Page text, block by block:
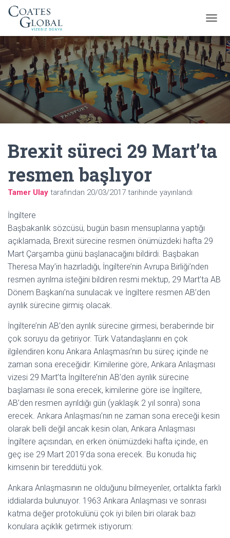
E
N
Ü
Y
Ü
A
Ç
A
Brexit süreci 29 Mart’ta
resmen başlıyor
Tamer Ulay tarafından 20/03/2017 tarihinde yayınlandı
İngiltere
Başbakanlık sözcüsü, bugün basın mensuplarına yaptığı
açıklamada, Brexit sürecine resmen önümüzdeki hafta 29
Mart Çarşamba günü başlanacağını bildirdi. Başbakan
Theresa May’in hazırladığı, İngiltere’nin Avrupa Birliği’nden
resmen ayrılma isteğini bildiren resmi mektup, 29 Mart’ta AB
Dönem Başkanı’na sunulacak ve İngiltere resmen AB’den
ayrılık sürecine girmiş olacak.
İngiltere’nin AB’den ayrılık sürecine girmesi, beraberinde bir
çok soruyu da getiriyor. Türk Vatandaşlarını en çok
ilgilendiren konu Ankara Anlaşması’nın bu süreç içinde ne
zaman sona ereceğidir. Kimilerine göre, Ankara Anlaşması
vizesi 29 Mart’ta İngiltere’nin AB’den ayrılık sürecine
başlaması ile sona erecek, kimilerine göre ise İngiltere,
AB’den resmen ayrıldığı gün (yaklaşık 2 yıl sonra) sona
erecek. Ankara Anlaşması’nın ne zaman sona ereceği kesin
olarak belli değil ancak kesin olan, Ankara Anlaşması
İngiltere açısından, en erken önümüzdeki hafta içinde, en
geç ise 29 Mart 2019’da sona erecek. Bu konuda hiç
kimsenin bir tereddütü yok.
Ankara Anlaşmasının ne olduğunu bilmeyenler, ortalıkta farklı
iddialarda bulunuyor. 1963 Ankara Anlaşması ve sonrası
katma değer protokulünü çok iyi bilen biri olarak bazı
konulara açıklık getirmek istiyorum: